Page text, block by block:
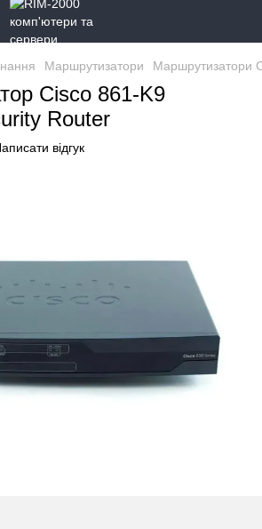
Маршрутизатори Маршрутизатори
Cisco 861-K9
Router
відгук